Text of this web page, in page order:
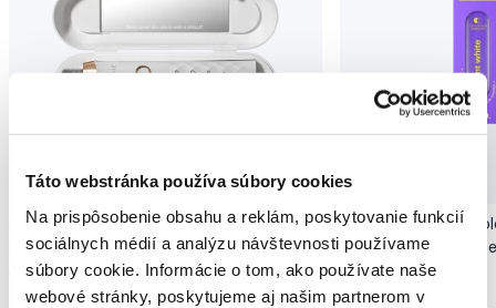
Táto webstránka používa súbory cookies
Na prispôsobenie obsahu a reklám, poskytovanie funkcií
sociálnych médií a analýzu návštevnosti používame
súbory cookie. Informácie o tom, ako používate naše
webové stránky, poskytujeme aj našim partnerom v
Akcia
SMILLE Sonic Brush - Prémiová sonická
kefka s kónickými vláknami SANGI, biela
149,99 €
Pop Instant Teeth
pre okamžitý bieliaci
10,90 €